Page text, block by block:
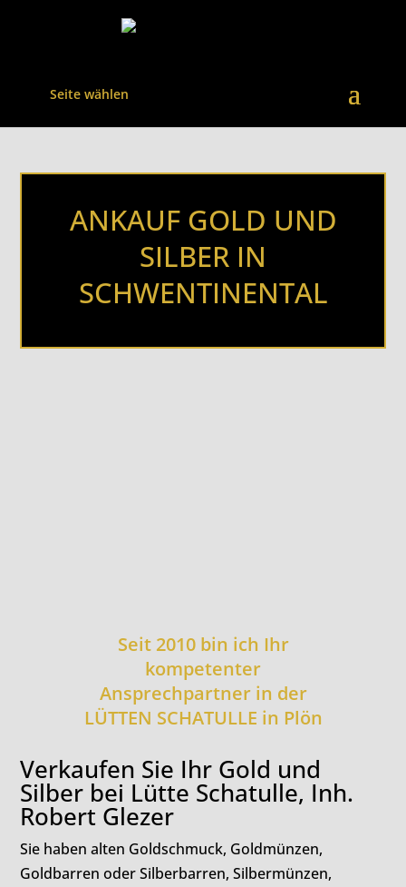
Seite wählen
ANKAUF GOLD UND
SILBER IN
SCHWENTINENTAL
Seit 2010 bin ich Ihr
kompetenter
Ansprechpartner in der
LÜTTEN SCHATULLE in Plön
Verkaufen Sie Ihr Gold und
Silber bei Lütte Schatulle, Inh.
Robert Glezer
Sie haben alten Goldschmuck, Goldmünzen,
Goldbarren oder Silberbarren, Silbermünzen,